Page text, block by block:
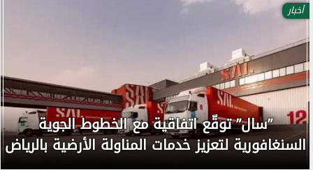
أخبار
”سال” توقّع اتفاقية مع الخطوط الجوية
السنغافورية لتعزيز خدمات المناولة الأرضية بالرياض